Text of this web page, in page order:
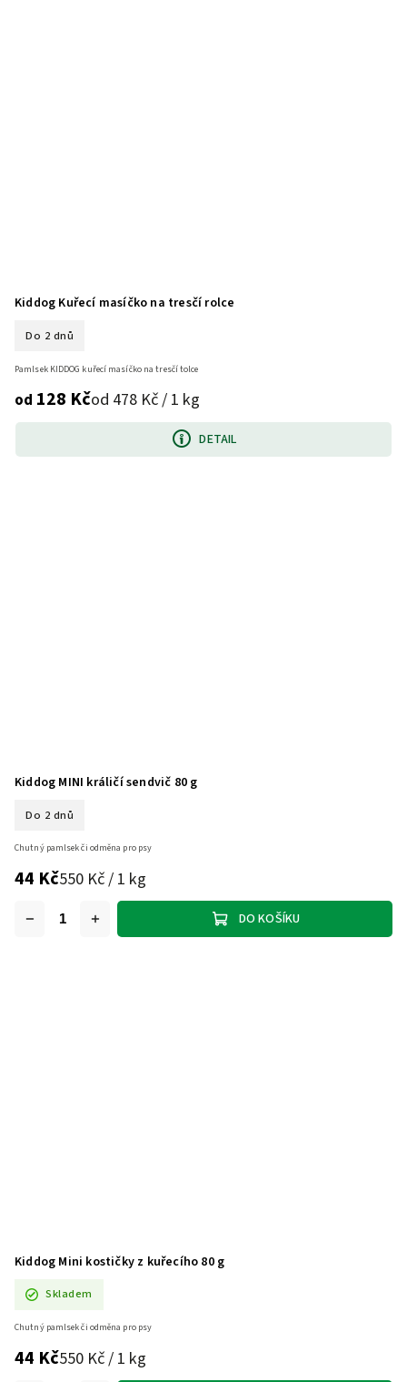
Kiddog Kuřecí masíčko na tresčí rolce
Do 2 dnů
od 128 Kčod 478 Kč / 1 kg
DETAIL
Pamlsek KIDDOG kuřecí masíčko na tresčí tolce
Kiddog MINI králičí sendvič 80 g
Do 2 dnů
44 Kč550 Kč / 1 kg
DO KOŠÍKU
Chutný pamlsek či odměna pro psy
Kiddog Mini kostičky z kuřecího 80 g
Skladem
44 Kč550 Kč / 1 kg
Chutný pamlsek či odměna pro psy